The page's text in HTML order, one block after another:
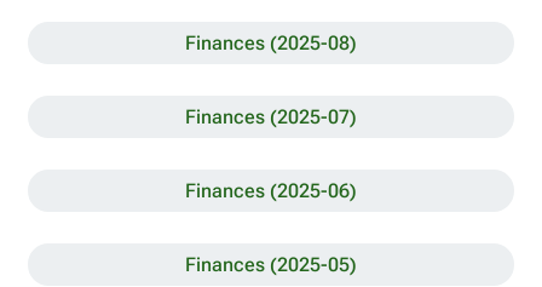
Finances (2025-08)
Finances (2025-07)
Finances (2025-06)
Finances (2025-05)